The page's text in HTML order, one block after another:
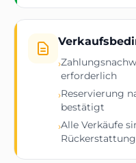
›
erforderlich
›Reservierung
bestätigt
›Alle Verkäufe